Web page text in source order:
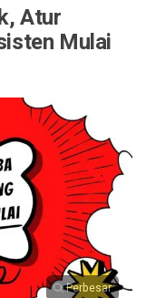
Atur
Mulai
Perbesar